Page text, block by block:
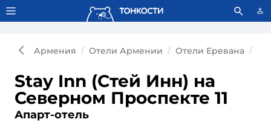
Тонкости используют сookie-файлы. Что это значит?
Армения Отели Армении Отели Еревана
Stay Inn (Стей Инн) на
Северном Проспекте 11
Апарт-отель